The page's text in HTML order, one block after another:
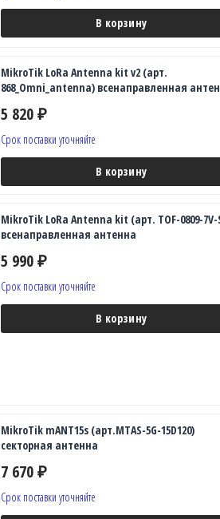
В корзину
MikroTik LoRa Antenna kit v2 (арт.
868_Omni_antenna) всенаправленная
5 820 ₽
Срок поставки уточняйте
В корзину
MikroTik LoRa Antenna kit (арт. TOF-0809-7V-
всенаправленная антенна
5 990 ₽
Срок поставки уточняйте
В корзину
MikroTik mANT15s (арт.MTAS-5G-15D120)
секторная антенна
7 670 ₽
Срок поставки уточняйте